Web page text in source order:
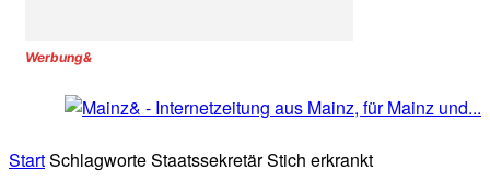
Werbung&
StartSchlagworteStaatssekretär Stich erkrankt